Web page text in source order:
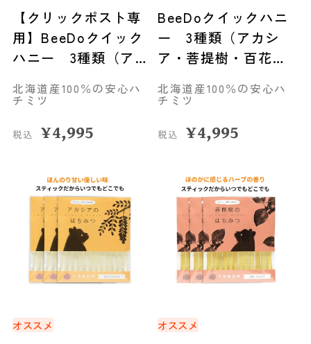
【クリックポスト専
用】BeeDoクイック
ハニー 3種類（アカ
蜜）セット◆旭川市
北海道産100％の安心ハ
チミツ
税込 ¥4,995
BeeDoクイックハニ
ー 3種類（アカシ
ア・菩提樹・百花
北海道産100％の安心ハ
チミツ
税込 ¥4,995
オススメ オススメ